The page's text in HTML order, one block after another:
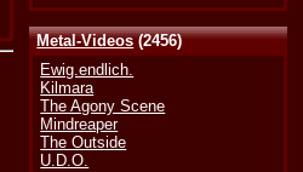
Metal-Videos(2456)
Ewig.endlich.
Kilmara
The Agony Scene
Mindreaper
The Outside
U.D.O.